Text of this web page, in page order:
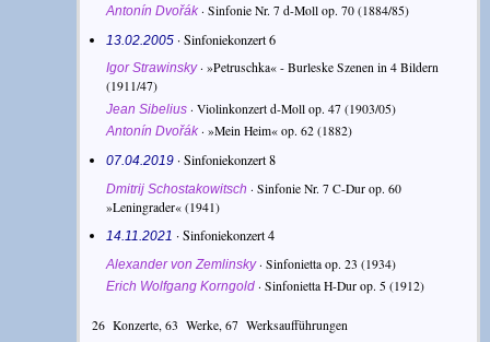
Antonín Dvořák·Sinfonie Nr. 7 d-Moll op. 70 (1884/85)
13.02.2005 · Sinfoniekonzert 6
Igor Strawinsky·»Petruschka« - Burleske Szenen in 4 Bildern
(1911/47)
Jean Sibelius ·Violinkonzert d-Moll op. 47 (1903/05)
Antonín Dvořák·»Mein Heim« op. 62 (1882)
07.04.2019 · Sinfoniekonzert 8
Dmitrij Schostakowitsch ·Sinfonie Nr. 7 C-Dur op. 60
»Leningrader« (1941)
14.11.2021 · Sinfoniekonzert 4
Alexander von Zemlinsky·Sinfonietta op. 23 (1934)
Erich Wolfgang Korngold ·Sinfonietta H-Dur op. 5 (1912)
26Konzerte, 63 Werke, 67Werksaufführungen